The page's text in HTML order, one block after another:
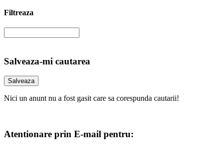
Filtreaza
Salveaza-mi cautarea
Nici un anunt nu a fost gasit care sa corespunda cautarii!
Atentionare prin E-mail pentru: